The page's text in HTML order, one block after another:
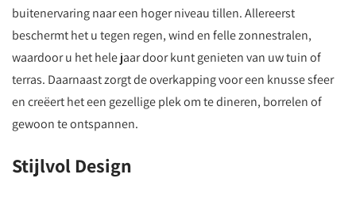
buitenervaring naar een hoger niveau tillen. Allereerst
beschermt het u tegen regen, wind en felle zonnestralen,
waardoor u het hele jaar door kunt genieten van uw tuin of
terras. Daarnaast zorgt de overkapping voor een knusse sfeer
en creëert het een gezellige plek om te dineren, borrelen of
gewoon te ontspannen.
Stijlvol Design